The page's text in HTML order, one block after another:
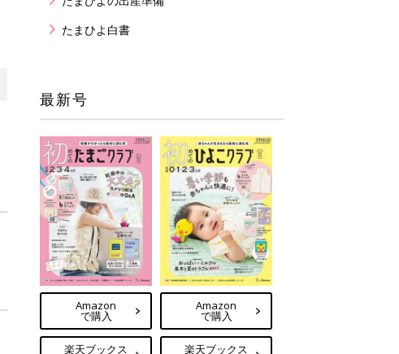
たまひよ白書
最新号
Amazon
で購入
楽天ブックス
Amazon
で購入
楽天ブックス